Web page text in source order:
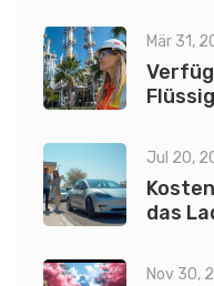
Mär 31,
Jul 20,
das
Nov 30,